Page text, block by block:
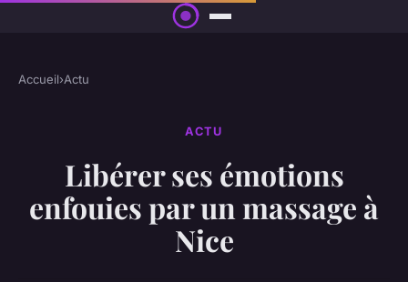
Accueil›Actu
ACTU
Libérer ses émotions
enfouies par un massage à
Nice